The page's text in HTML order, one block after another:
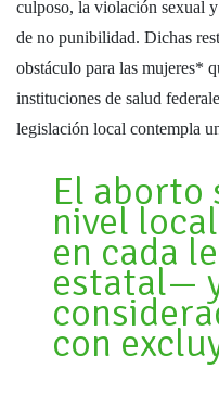
culposo, la violación sexual
de no punibilidad. Dichas
obstáculo para las mujeres*
instituciones de salud
legislación local contempla
El aborto
nivel
en cada
estatal—
con